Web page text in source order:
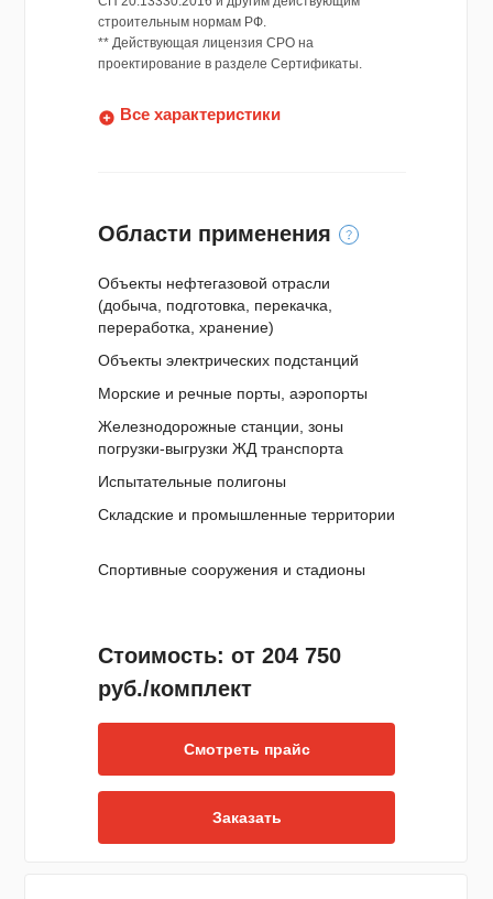
Объекты нефтегазовой отрасли
(добыча, подготовка, перекачка,
переработка, хранение)
Железнодорожные станции, зоны
погрузки-выгрузки ЖД транспорта
Испытательные полигоны
Объекты электрических подстанций
Складские и промышленные территории
Области применения
Все характеристики
Стоимость: от 204 750
руб./комплект
Смотреть прайс
Заказать
строительным нормам РФ.
** Действующая лицензия СРО на
проектирование в разделе Сертификаты.
Морские и речные порты, аэропорты
Спортивные сооружения и стадионы